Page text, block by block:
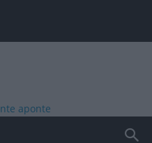
aponte